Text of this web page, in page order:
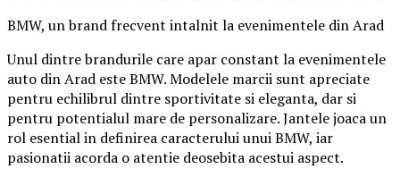
BMW, un brand frecvent intalnit la evenimentele din Arad
Unul dintre brandurile care apar constant la evenimentele
auto din Arad este BMW. Modelele marcii sunt apreciate
pentru echilibrul dintre sportivitate si eleganta, dar si
pentru potentialul mare de personalizare. Jantele joaca un
rol esential in definirea caracterului unui BMW, iar
pasionatii acorda o atentie deosebita acestui aspect.